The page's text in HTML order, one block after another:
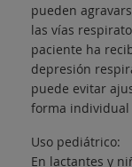
pueden
las vías
paciente ha
depresión
puede evitar
forma individual
Uso pediátrico:
En lactantes y